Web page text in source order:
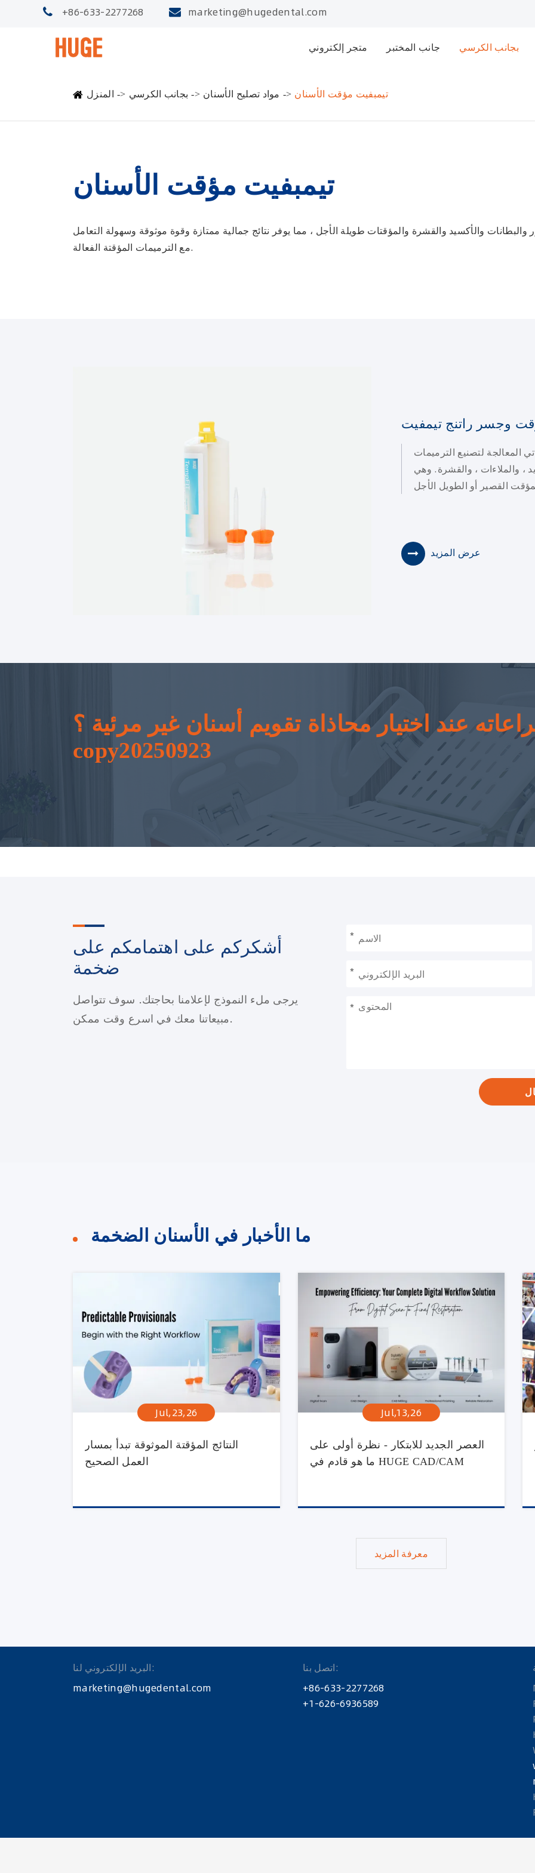
+86-633-2277268 marketing@hugedental.com
متجر إلكتروني جانب المختبر بجانب الكرسي
المنزل بجانب الكرسي مواد تصليح الأسنان تيمبفيت مؤقت الأسنان
تيمبفيت مؤقت الأسنان
والأكسيد والقشرة والمؤقتات طويلة الأجل ، مما يوفر نتائج جمالية ممتازة وقوة موثوقة وسهولة التعامل
مع الترميمات المؤقتة الفعالة.
وجسر راتنج تيمفيت
المعالجة لتصنيع الترميمات
، والملاءات ، والقشرة. وهي
عرض المزيد
عند اختيار محاذاة تقويم أسنان غير مرئية ؟ _
copy20250923
أشكركم على اهتمامكم على
ضخمة
يرجى ملء النموذج لإعلامنا بحاجتك. سوف تتواصل
مبيعاتنا معك في اسرع وقت ممكن.
*
*
*
ما الأخبار في الأسنان الضخمة
Jul,23,26
النتائج المؤقتة الموثوقة تبدأ بمسار
العمل الصحيح
Jul,13,26
العصر الجديد للابتكار - نظرة أولى على
ما هو قادم في HUGE CAD/CAM
معرفة المزيد
البريد الإلكتروني لنا:
marketing@hugedental.com
اتصل بنا:
+86-633-2277268
+1-626-6936589